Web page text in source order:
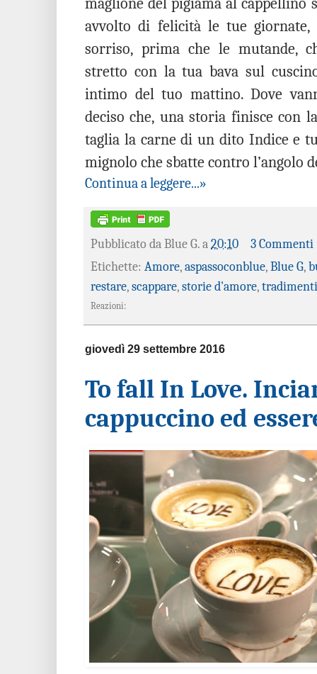
avvolto di felicità le tue
sorriso, prima che le mutande,
stretto con la tua bava sul
intimo del tuo mattino. Dove
deciso che, una storia finisce con
taglia la carne di un dito Indice e
mignolo che sbatte contro l’angolo
Continua a leggere...»
Pubblicato da Blue G. a 20:10
3 Commenti
Etichette: Amore, aspassoconblue, Blue G,
restare, scappare, storie d'amore, tradimenti
Reazioni:
giovedì 29 settembre 2016
To fall In Love.
cappuccino ed